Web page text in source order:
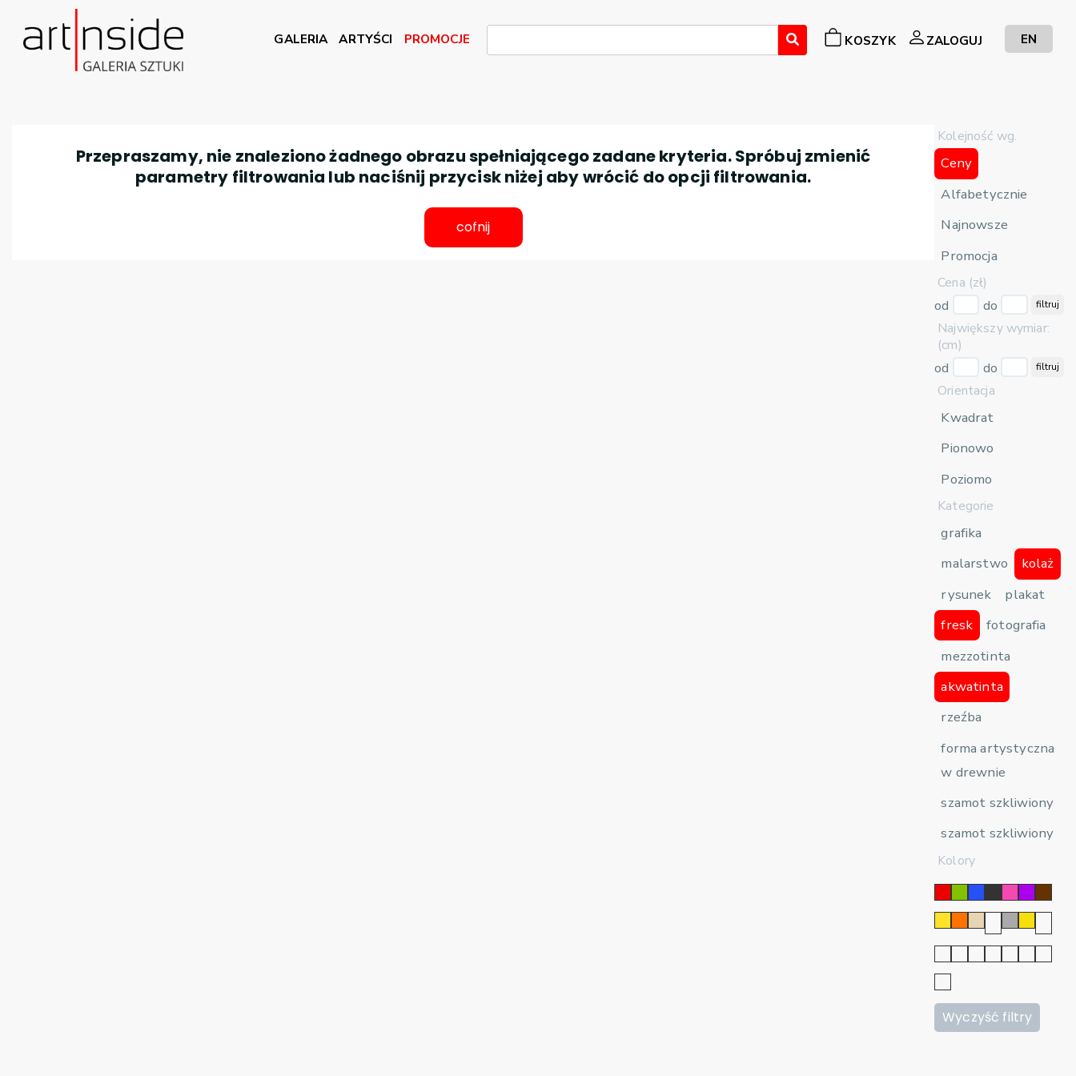
GALERIA ARTYŚCI PROMOCJE KOSZYK ZALOGUJ EN
Kolejność wg.
Ceny
Alfabetycznie
Najnowsze
Promocja
Cena (zł)
od
do filtruj
Największy wymiar:
(cm)
od
do filtruj
Orientacja
Kwadrat
Pionowo
Poziomo
Kategorie
grafika
malarstwo
kolaż
rysunek
plakat
fresk
fotografia
mezzotinta
akwatinta
rzeźba
forma artystyczna
w drewnie
szamot szkliwiony
szamot szkliwiony
Kolory
Wyczyść filtry
Przepraszamy, nie znaleziono żadnego obrazu spełniającego zadane kryteria. Spróbuj zmienić
parametry filtrowania lub naciśnij przycisk niżej aby wrócić do opcji filtrowania.
cofnij